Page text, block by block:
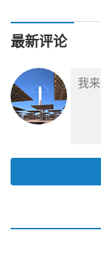
项目工程总承
最新评论